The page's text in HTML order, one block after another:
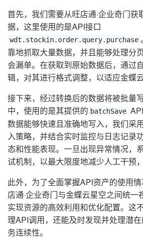
首先，我们需要从旺店通·企业奇门获
据，这里使用的是API接口
wdt.stockin.order.query.purchase
靠地抓取大量数据，并且能够处理分
会漏单。在获取到原始数据后，通过
辑，对其进行格式调整，以适应金蝶
接下来，经过转换后的数据将被批量
中，使用的是其提供的 batchSave
数据能够快速且准确地写入，我们采
入策略，并结合实时监控与日志记录
态和性能表现。一旦出现异常情况，
试机制，以最大限度地减少人工干预
此外，为了全面掌握API资产的使用
店通·企业奇门与金蝶云星空之间统一
实现资源的高效利用和优化配置。这
理API调用，还能及时发现并处理潜
务连续性。